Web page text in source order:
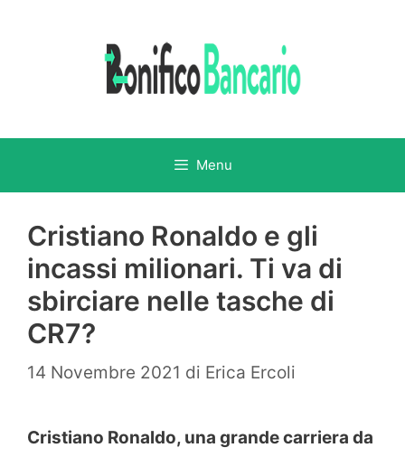
Menu
Cristiano Ronaldo e gli
incassi milionari. Ti va di
sbirciare nelle tasche di
CR7?
14 Novembre 2021 di Erica Ercoli
Cristiano Ronaldo, una grande carriera da